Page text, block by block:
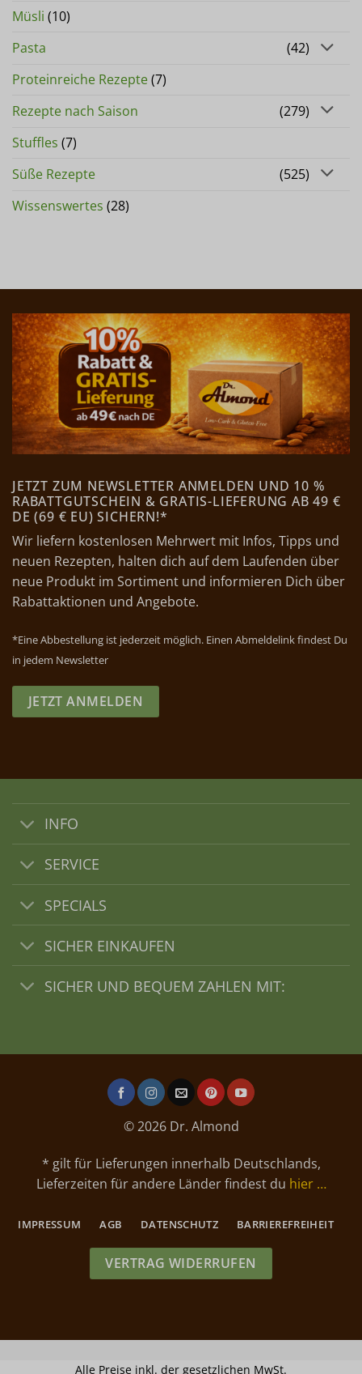
Müsli (10)
Pasta
(42)
Proteinreiche Rezepte(7)
Rezepte nach Saison
(279)
Stuffles (7)
Süße Rezepte
(525)
Wissenswertes (28)
JETZT ZUM NEWSLETTER ANMELDEN UND 10 %
RABATTGUTSCHEIN & GRATIS-LIEFERUNG AB 49 €
DE (69 € EU) SICHERN!*
Wir liefern kostenlosen Mehrwert mit Infos, Tipps und
neuen Rezepten, halten dich auf dem Laufenden über
neue Produkt im Sortiment und informieren Dich über
Rabattaktionen und Angebote.
*Eine Abbestellung ist jederzeit möglich. Einen Abmeldelink findest Du
in jedem Newsletter
JETZT ANMELDEN
INFO
SERVICE
SPECIALS
SICHER EINKAUFEN
SICHER UND BEQUEM ZAHLEN MIT:
© 2026 Dr. Almond
* gilt für Lieferungen innerhalb Deutschlands,
Lieferzeiten für andere Länder findest du hier …
IMPRESSUM AGB DATENSCHUTZ BARRIEREFREIHEIT
VERTRAG WIDERRUFEN
Alle Preise inkl. der gesetzlichen MwSt.